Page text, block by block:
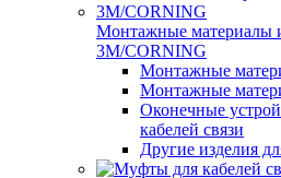
Монтажные материалы
3M/CORNING
Монтажные
Монтажные
Оконечные
кабелей связи
Другие изделия